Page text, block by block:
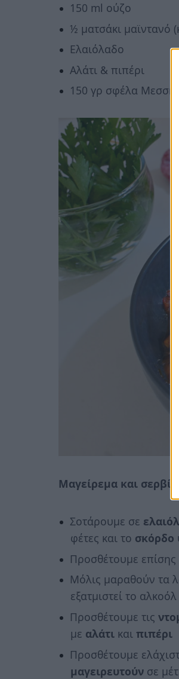
150 ml ούζο
½ ματσάκι μαϊντανό
Ελαιόλαδο
Αλάτι & πιπέρι
150 γρ σφέλα
Μαγείρεμα και
Σοτάρουμε σε
φέτες και το σκόρδο
Προσθέτουμε επίσης
Μόλις μαραθούν τα
εξατμιστεί το αλκοόλ
Προσθέτουμε τις
με αλάτικαι πιπέρι
Προσθέτουμε
μαγειρευτούνσε